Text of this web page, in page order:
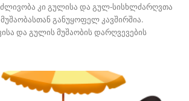
კი გულისა და გულ-სისხლძარღვთა
განუყოფელ კავშირშია.
და გულის მუშაობის დარღვევების